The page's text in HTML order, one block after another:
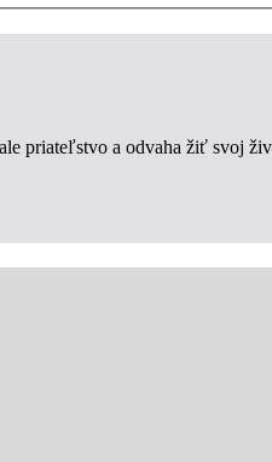
priateľstvo a odvaha žiť svoj